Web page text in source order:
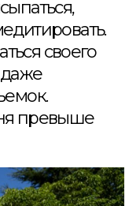
своего
даже
превыше